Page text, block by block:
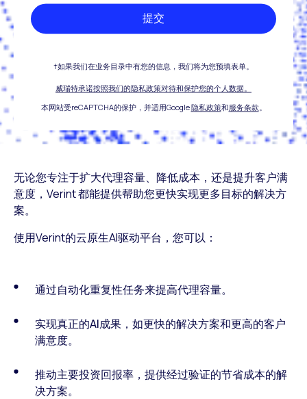
无论您专注于扩大代理容量、降低成本，还是提升客户满
意度，Verint 都能提供帮助您更快实现更多目标的解决方
案。
使用Verint的云原生AI驱动平台，您可以：
通过自动化重复性任务来提高代理容量。
实现真正的AI成果，如更快的解决方案和更高的客户
满意度。
推动主要投资回报率，提供经过验证的节省成本的解
决方案。
提交
†如果我们在业务目录中有您的信息，我们将为您预填表单。
威瑞特承诺按照我们的隐私政策对待和保护您的个人数据。
本网站受reCAPTCHA的保护，并适用Google隐私政策和服务条款。